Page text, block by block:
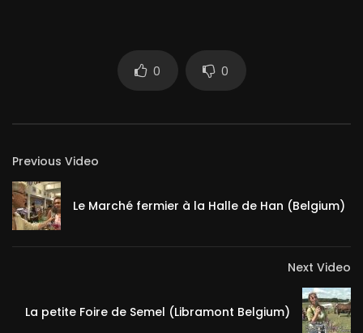
0 0
Previous Video
Le Marché fermier à la Halle de Han (Belgium)
Next Video
La petite Foire de Semel (Libramont Belgium)